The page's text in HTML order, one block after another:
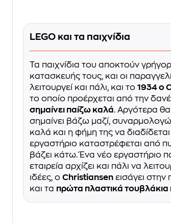
LEGO και τα παιχνίδια
Τα παιχνίδια του αποκτούν
κατασκευής τους, και οι
λειτουργεί και πάλι, και το 1934 ο
το οποίο προέρχεται από την
σημαίνει παίζω καλά. Αργότερα θα
σημαίνει βάζω μαζί, συναρμολογώ.
καλά και η φήμη της να
εργαστήριο καταστρέφεται από
βάζει κάτω. Ένα νέο εργαστήριο
εταιρεία αρχίζει και πάλι να
ιδέες, ο Christiansen εισάγει στην
και τα πρώτα πλαστικά